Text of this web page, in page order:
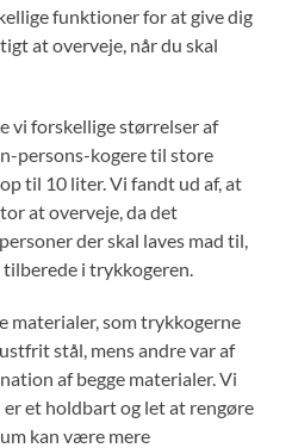
funktioner for at give dig
at overveje, når du skal
vi forskellige størrelser af
persons-kogere til store
til 10 liter. Vi fandt ud af, at
at overveje, da det
der skal laves mad til,
i trykkogeren.
materialer, som trykkogerne
stål, mens andre var af
af begge materialer. Vi
et holdbart og let at rengøre
kan være mere